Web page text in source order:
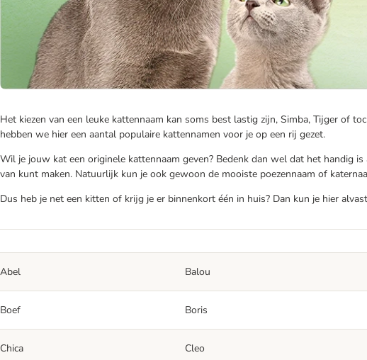
Het kiezen van een leuke kattennaam kan soms best lastig zijn, Simba, Tijger of
hebben we hier een aantal populaire kattennamen voor je op een rij gezet.
Wil je jouw kat een originele kattennaam geven? Bedenk dan wel dat het handig
van kunt maken. Natuurlijk kun je ook gewoon de mooiste poezennaam of
Dus heb je net een kitten of krijg je er binnenkort één in huis? Dan kun je hier
Abel Balou
Boef Boris
Chica Cleo